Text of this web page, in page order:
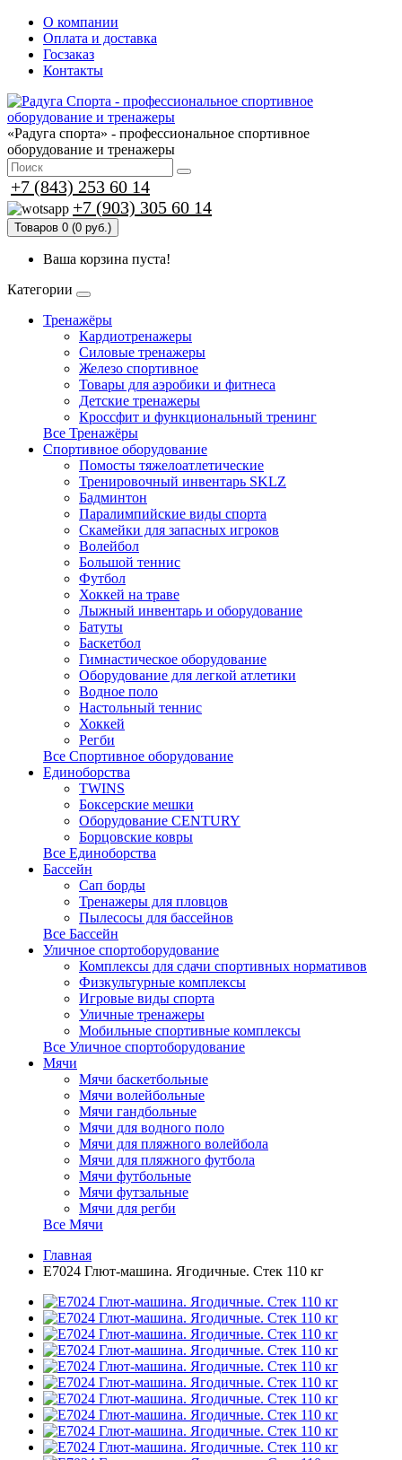
О компании
Оплата и доставка
Госзаказ
Контакты
«Радуга спорта» - профессиональное спортивное
оборудование и тренажеры
+7 (843) 253 60 14
+7 (903) 305 60 14
Товаров 0 (0 руб.)
Ваша корзина пуста!
Категории
Тренажёры
Кардиотренажеры
Силовые тренажеры
Железо спортивное
Товары для аэробики и фитнеса
Детские тренажеры
Кроссфит и функциональный тренинг
Все Тренажёры
Спортивное оборудование
Помосты тяжелоатлетические
Тренировочный инвентарь SKLZ
Бадминтон
Паралимпийские виды спорта
Скамейки для запасных игроков
Волейбол
Большой теннис
Футбол
Хоккей на траве
Лыжный инвентарь и оборудование
Батуты
Баскетбол
Гимнастическое оборудование
Оборудование для легкой атлетики
Водное поло
Настольный теннис
Хоккей
Регби
Все Спортивное оборудование
Единоборства
TWINS
Боксерские мешки
Оборудование CENTURY
Борцовские ковры
Все Единоборства
Бассейн
Сап борды
Тренажеры для пловцов
Пылесосы для бассейнов
Все Бассейн
Уличное спортоборудование
Комплексы для сдачи спортивных нормативов
Физкультурные комплексы
Игровые виды спорта
Уличные тренажеры
Мобильные спортивные комплексы
Все Уличное спортоборудование
Мячи
Мячи баскетбольные
Мячи волейбольные
Мячи гандбольные
Мячи для водного поло
Мячи для пляжного волейбола
Мячи для пляжного футбола
Мячи футбольные
Мячи футзальные
Мячи для регби
Все Мячи
Главная
E7024 Глют-машина. Ягодичные. Стек 110 кг